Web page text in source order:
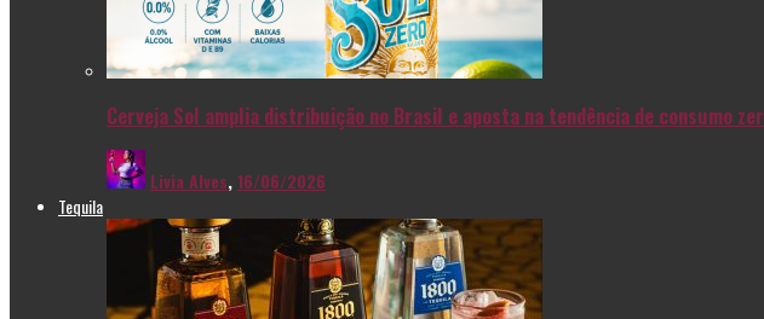
Cerveja Sol amplia distribuição no Brasil e aposta na tendência de consumo
Livia Alves,16/06/2026
Tequila